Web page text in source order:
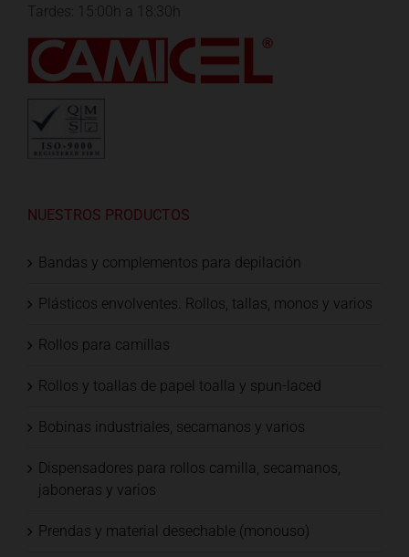
Tardes: 15:00h a 18:30h
NUESTROS PRODUCTOS
Bandas y complementos para depilación
Plásticos envolventes. Rollos, tallas, monos y varios
Rollos para camillas
Rollos y toallas de papel toalla y spun-laced
Bobinas industriales, secamanos y varios
Dispensadores para rollos camilla, secamanos,
jaboneras y varios
Prendas y material desechable (monouso)